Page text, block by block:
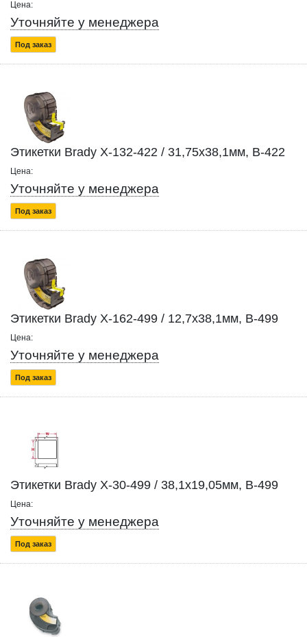
Цена:
Уточняйте у менеджера
Под заказ
Этикетки Brady X-132-422 / 31,75x38,1мм, B-422
Цена:
Уточняйте у менеджера
Под заказ
Этикетки Brady X-162-499 / 12,7x38,1мм, B-499
Цена:
Уточняйте у менеджера
Под заказ
Этикетки Brady X-30-499 / 38,1x19,05мм, B-499
Цена:
Уточняйте у менеджера
Под заказ